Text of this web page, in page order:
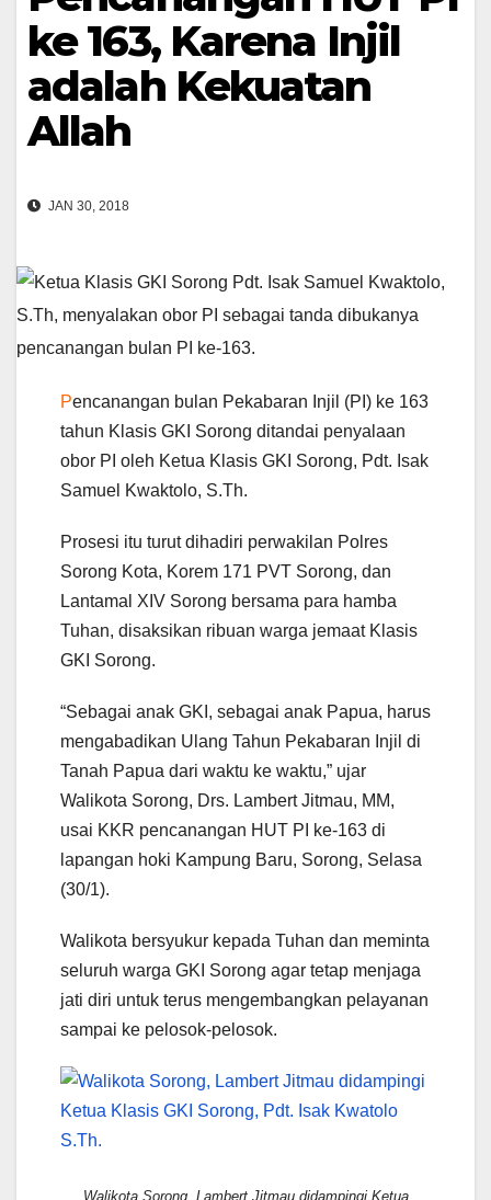
ke 163, Karena Injil
adalah Kekuatan
Allah
JAN 30, 2018
Pencanangan bulan Pekabaran Injil (PI) ke 163
tahun Klasis GKI Sorong ditandai penyalaan
obor PI oleh Ketua Klasis GKI Sorong, Pdt. Isak
Samuel Kwaktolo, S.Th.
Prosesi itu turut dihadiri perwakilan Polres
Sorong Kota, Korem 171 PVT Sorong, dan
Lantamal XIV Sorong bersama para hamba
Tuhan, disaksikan ribuan warga jemaat Klasis
GKI Sorong.
“Sebagai anak GKI, sebagai anak Papua, harus
mengabadikan Ulang Tahun Pekabaran Injil di
Tanah Papua dari waktu ke waktu,” ujar
Walikota Sorong, Drs. Lambert Jitmau, MM,
usai KKR pencanangan HUT PI ke-163 di
lapangan hoki Kampung Baru, Sorong, Selasa
(30/1).
Walikota bersyukur kepada Tuhan dan meminta
seluruh warga GKI Sorong agar tetap menjaga
jati diri untuk terus mengembangkan pelayanan
sampai ke pelosok-pelosok.
Walikota Sorong, Lambert Jitmau didampingi Ketua